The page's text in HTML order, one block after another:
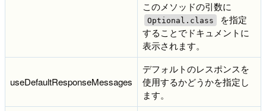
このメソッドの引数に
Optional.class
を指定
することでドキュメントに
表示されます。
useDefaultResponseMessages
デフォルトのレスポンスを
使用するかどうかを指定し
ます。